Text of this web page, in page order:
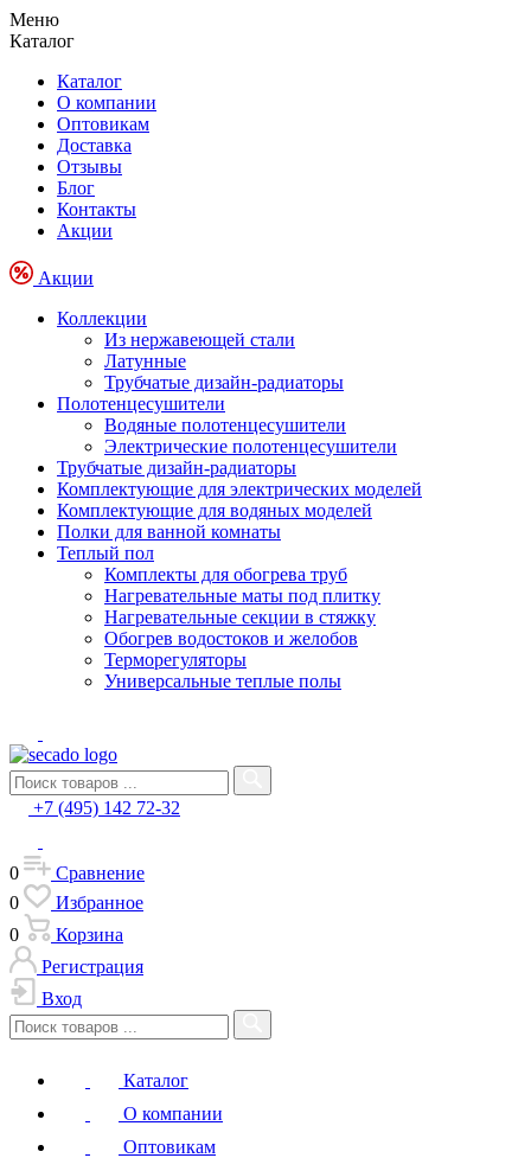
Меню
Каталог
Каталог
О компании
Оптовикам
Доставка
Отзывы
Блог
Контакты
Акции
Акции
Коллекции
Из нержавеющей стали
Латунные
Трубчатые дизайн-радиаторы
Полотенцесушители
Водяные полотенцесушители
Электрические полотенцесушители
Трубчатые дизайн-радиаторы
Комплектующие для электрических моделей
Комплектующие для водяных моделей
Полки для ванной комнаты
Теплый пол
Комплекты для обогрева труб
Нагревательные маты под плитку
Нагревательные секции в стяжку
Обогрев водостоков и желобов
Терморегуляторы
Универсальные теплые полы
+7 (495) 142 72-32
0
Сравнение
0
Избранное
0
Корзина
Регистрация
Вход
Каталог
О компании
Оптовикам